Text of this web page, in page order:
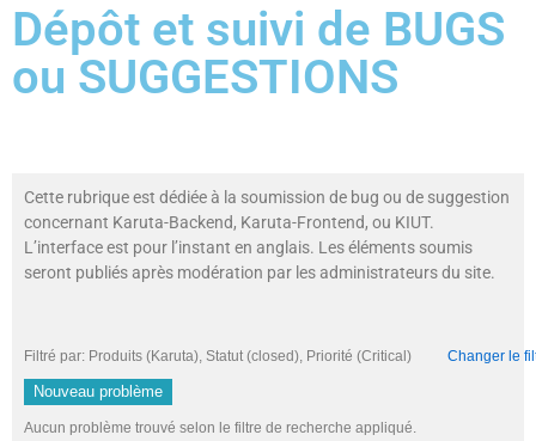
Dépôt et suivi de BUGS
ou SUGGESTIONS
Cette rubrique est dédiée à la soumission de bug ou de suggestion
concernant Karuta-Backend, Karuta-Frontend, ou KIUT.
L’interface est pour l’instant en anglais. Les éléments soumis
seront publiés après modération par les administrateurs du site.
Filtré par: Produits (Karuta), Statut (closed), Priorité (Critical) Changer le
Nouveau problème
Aucun problème trouvé selon le filtre de recherche appliqué.